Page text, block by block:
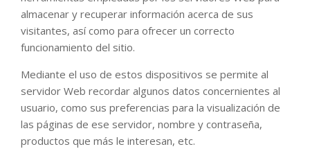
almacenar y recuperar información acerca de sus
visitantes, así como para ofrecer un correcto
funcionamiento del sitio.
Mediante el uso de estos dispositivos se permite al
servidor Web recordar algunos datos concernientes al
usuario, como sus preferencias para la visualización de
las páginas de ese servidor, nombre y contraseña,
productos que más le interesan, etc.